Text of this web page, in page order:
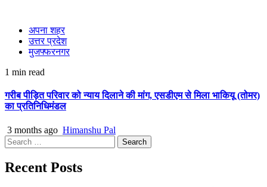
अपना शहर
उत्तर प्रदेश
मुजफ्फरनगर
1 min read
गरीब पीड़ित परिवार को न्याय दिलाने की मांग, एसडीएम से मिला भाकियू (तोमर)
का प्रतिनिधिमंडल
3 months ago Himanshu Pal
Search
for:
Recent Posts